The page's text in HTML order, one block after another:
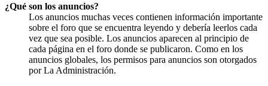
¿Qué son los anuncios?
Los anuncios muchas veces contienen información importante
sobre el foro que se encuentra leyendo y debería leerlos cada
vez que sea posible. Los anuncios aparecen al principio de
cada página en el foro donde se publicaron. Como en los
anuncios globales, los permisos para anuncios son otorgados
por La Administración.